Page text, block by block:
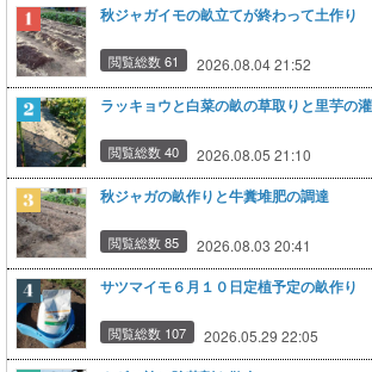
秋ジャガイモの畝立てが終わって土作り
閲覧総数 61 2026.08.04 21:52
ラッキョウと白菜の畝の草取りと里芋の
閲覧総数 40 2026.08.05 21:10
秋ジャガの畝作りと牛糞堆肥の調達
閲覧総数 85 2026.08.03 20:41
サツマイモ６月１０日定植予定の畝作り
閲覧総数 107 2026.05.29 22:05